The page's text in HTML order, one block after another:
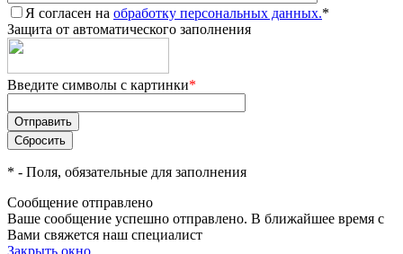
Я согласен на обработку персональных данных.*
Защита от автоматического заполнения
Введите символы с картинки*
* - Поля, обязательные для заполнения
Сообщение отправлено
Ваше сообщение успешно отправлено. В ближайшее время с
Вами свяжется наш специалист
Закрыть окно